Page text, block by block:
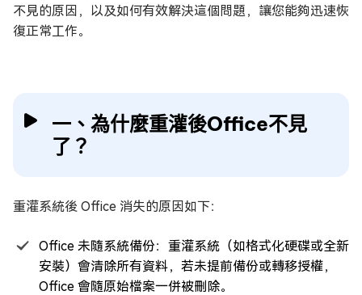
不見的原因，以及如何有效解決這個問題，讓您能夠迅速恢
復正常工作。
一、為什麼重灌後Office不見
了？
重灌系統後 Office 消失的原因如下：
Office 未隨系統備份：重灌系統（如格式化硬碟或全新
安裝）會清除所有資料，若未提前備份或轉移授權，
Office 會隨原始檔案一併被刪除。